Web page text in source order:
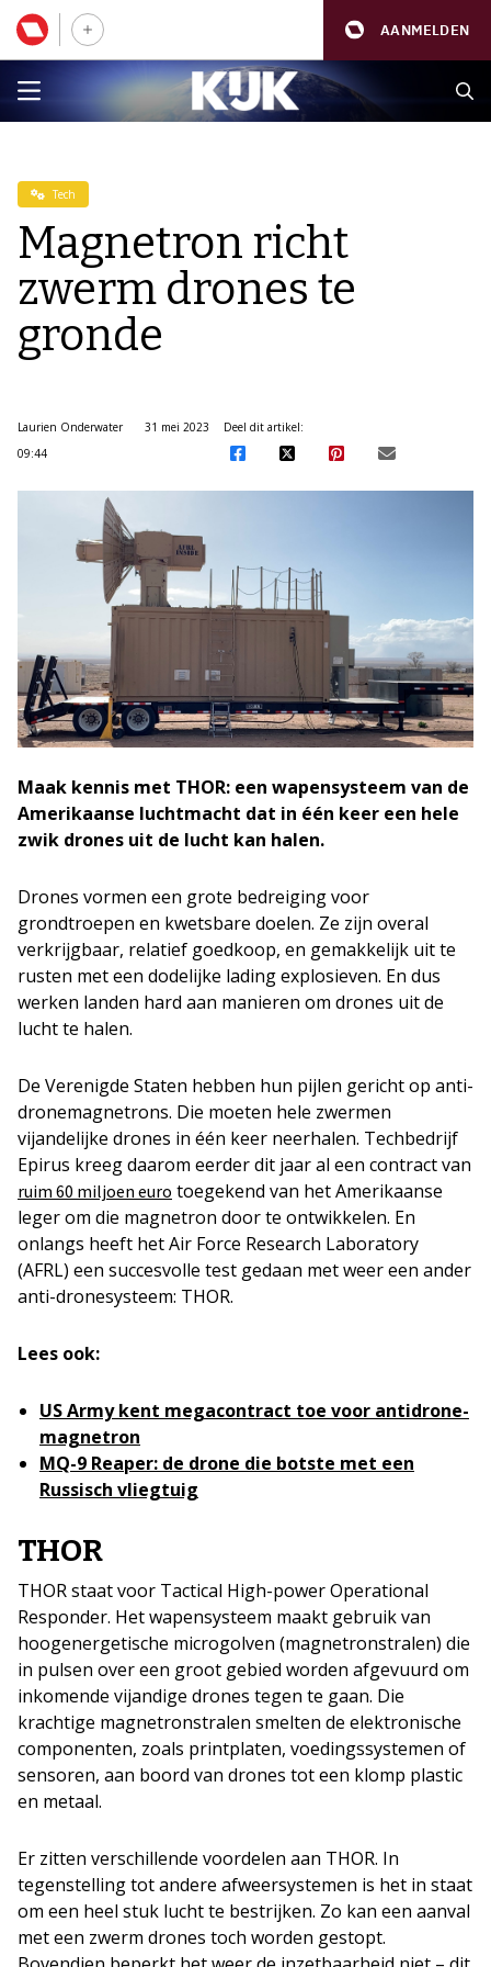
AANMELDEN
Tech
Magnetron richt
zwerm drones te
gronde
Laurien Onderwater
31 mei 2023
09:44
Deel dit artikel:
Maak kennis met THOR: een wapensysteem van de
Amerikaanse luchtmacht dat in één keer een hele
zwik drones uit de lucht kan halen.
Drones vormen een grote bedreiging voor
grondtroepen en kwetsbare doelen. Ze zijn overal
verkrijgbaar, relatief goedkoop, en gemakkelijk uit te
rusten met een dodelijke lading explosieven. En dus
werken landen hard aan manieren om drones uit de
lucht te halen.
De Verenigde Staten hebben hun pijlen gericht op anti-
dronemagnetrons. Die moeten hele zwermen
vijandelijke drones in één keer neerhalen. Techbedrijf
Epirus kreeg daarom eerder dit jaar al een contract van
ruim 60 miljoen euro toegekend van het Amerikaanse
leger om die magnetron door te ontwikkelen. En
onlangs heeft het Air Force Research Laboratory
(AFRL) een succesvolle test gedaan met weer een ander
anti-dronesysteem: THOR.
Lees ook:
US Army kent megacontract toe voor antidrone-
magnetron
MQ-9 Reaper: de drone die botste met een
Russisch vliegtuig
THOR
THOR staat voor Tactical High-power Operational
Responder. Het wapensysteem maakt gebruik van
hoogenergetische microgolven (magnetronstralen) die
in pulsen over een groot gebied worden afgevuurd om
inkomende vijandige drones tegen te gaan. Die
krachtige magnetronstralen smelten de elektronische
componenten, zoals printplaten, voedingssystemen of
sensoren, aan boord van drones tot een klomp plastic
en metaal.
Er zitten verschillende voordelen aan THOR. In
tegenstelling tot andere afweersystemen is het in staat
om een heel stuk lucht te bestrijken. Zo kan een aanval
met een zwerm drones toch worden gestopt.